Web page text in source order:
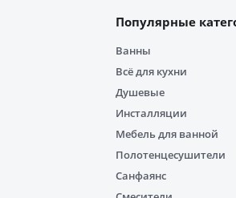
Популярные
Ванны
Всё для кухни
Душевые
Инсталляции
Мебель для ванной
Полотенцесушители
Санфаянс